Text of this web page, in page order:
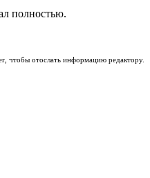
полностью.
чтобы отослать информацию редактору.